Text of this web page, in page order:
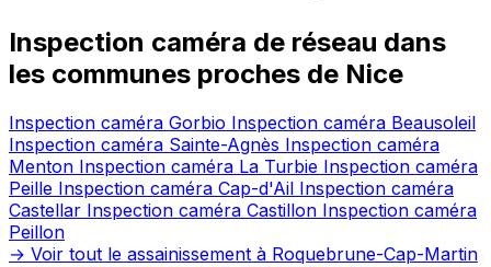
Inspection caméra de réseau dans
les communes proches de Nice
Inspection caméra Gorbio Inspection caméra Beausoleil
Inspection caméra Sainte-Agnès Inspection caméra
Menton Inspection caméra La Turbie Inspection caméra
Peille Inspection caméra Cap-d'Ail Inspection caméra
Castellar Inspection caméra Castillon Inspection caméra
Peillon
→ Voir tout le assainissement à Roquebrune-Cap-Martin